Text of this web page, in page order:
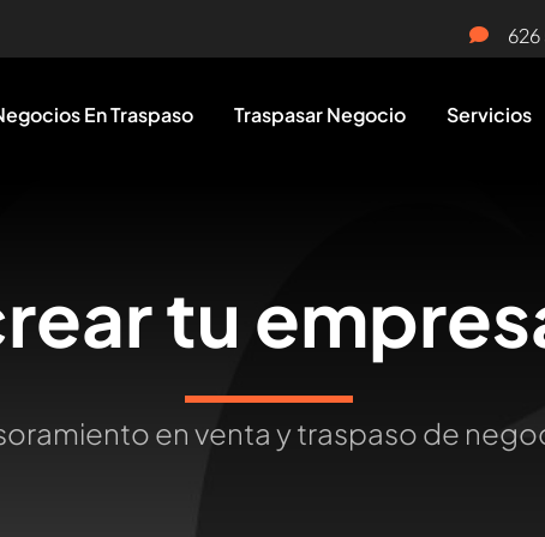
En Traspaso Traspasar Negocio Servicios
tu
en venta y traspaso de